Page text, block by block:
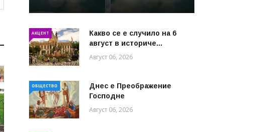
АКЦЕНТ
Какво се е случило на 6
август в историче...
Август 06, 2026
ОБЩЕСТВО
Днес е Преображение
Господне
Август 06, 2026